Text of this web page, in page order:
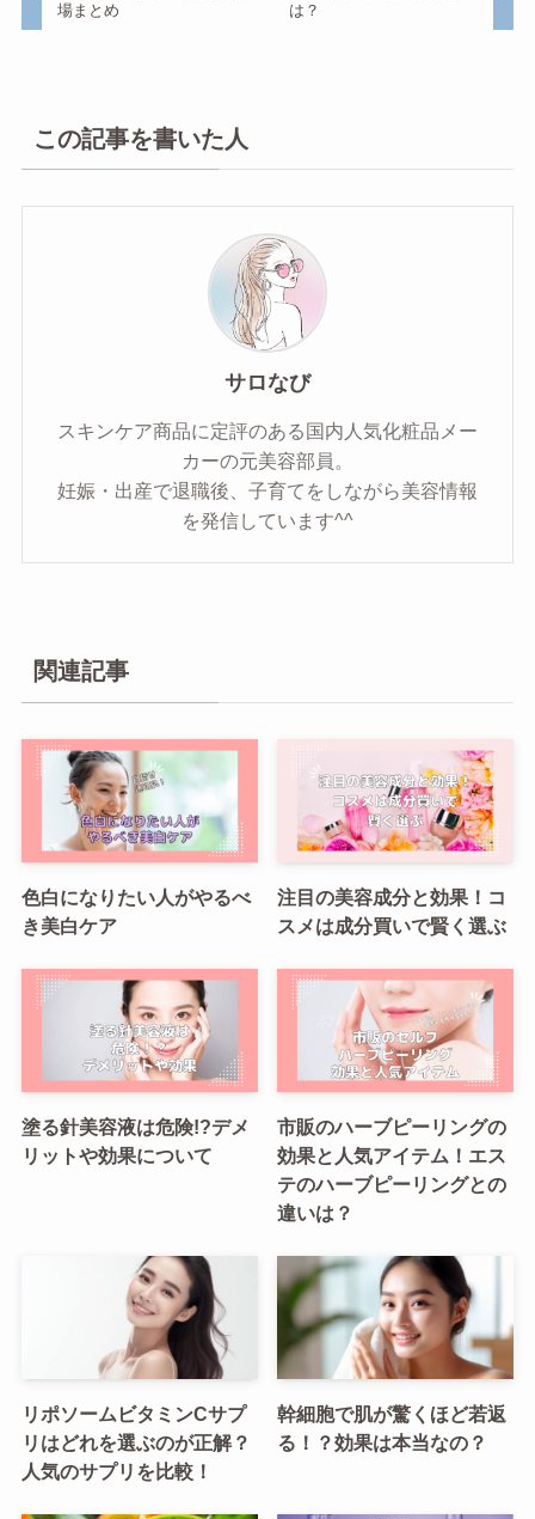
場まとめ
は？
この記事を書いた人
サロなび
スキンケア商品に定評のある国内人気化粧品メー
カーの元美容部員。
妊娠・出産で退職後、子育てをしながら美容情報
を発信しています^^
関連記事
色白になりたい人がやるべ
き美白ケア
注目の美容成分と効果！コ
スメは成分買いで賢く選ぶ
塗る針美容液は危険!?デメ
リットや効果について
市販のハーブピーリングの
効果と人気アイテム！エス
テのハーブピーリングとの
違いは？
リポソームビタミンCサプ
リはどれを選ぶのが正解？
人気のサプリを比較！
幹細胞で肌が驚くほど若返
る！？効果は本当なの？